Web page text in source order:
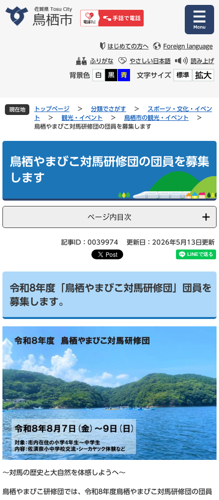
文
はじめての方へ Foreign language
ふりがな やさしい日本語 読み上げ
背景色 白 黒 青 文字サイズ 標準 拡大
現在地 トップページ > 分類でさがす >
スポーツ・文化・イベン
ト
> 観光・イベント > 鳥栖市の観光・イベント
>
鳥栖やまびこ対馬研修団の団員を募集します
鳥栖やまびこ対馬研修団の団員を募集
します
ページ内目次
記事ID：0039974 更新日：2026年5月13日更新
令和8年度「鳥栖やまびこ対馬研修団」団員を
募集します。
～対馬の歴史と大自然を体感しようへ～
鳥栖やまびこ研修団では、令和8年度鳥栖やまびこ対馬研修団の団員